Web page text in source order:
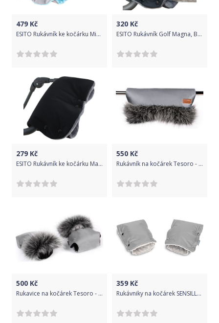
479 Kč
ESITO Rukávník ke kočárku Minky softshell, Barva šedá / modrá, Velikost 45 x 53 cm
320 Kč
ESITO Rukávník Golf Magna, Barva černá / šedá, Velikost 2 x 45x25 cm
279 Kč
ESITO Rukávník ke kočárku Magna, Barva černá / šedá, Velikost 45 x 53 cm
550 Kč
Rukávník na kočárek Tesoro - steel grey + light grey
500 Kč
Rukavice na kočárek Tesoro - steel grey + black
359 Kč
Rukávniky na kočárek SENSILLO - 2ks, barva šedá